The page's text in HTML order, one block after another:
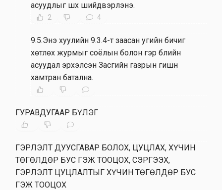
асуудлыг шүүх шийдвэрлэнэ.
2 4
9.5.Энэ хуулийн 9.3.4-т заасан угийн бичиг
хөтлөх журмыг соёлын болон гэр бүлийн
асуудал эрхэлсэн Засгийн газрын гишүүн
хамтран батална.
ГУРАВДУГААР БҮЛЭГ
ГЭРЛЭЛТ ДУУСГАВАР БОЛОХ, ЦУЦЛАХ, ХҮЧИН
ТӨГӨЛДӨР БУС ГЭЖ ТООЦОХ, СЭРГЭЭХ,
ГЭРЛЭЛТ ЦУЦЛАЛТЫГ ХҮЧИН ТӨГӨЛДӨР БУС
ГЭЖ ТООЦОХ